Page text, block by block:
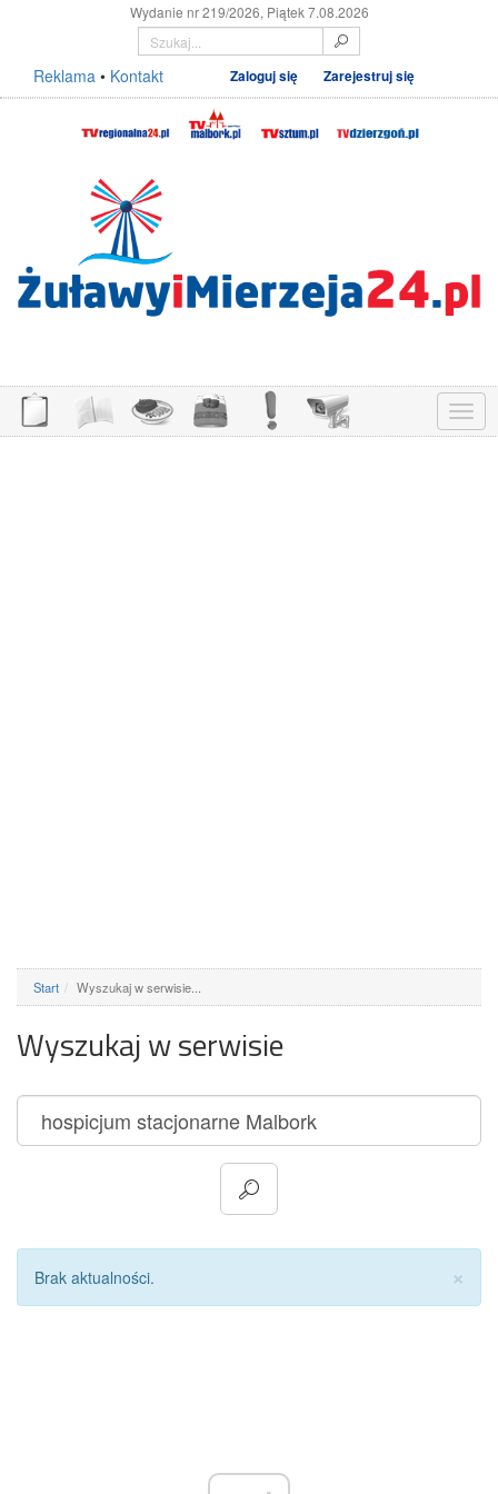
Wydanie nr 219/2026, Piątek 7.08.2026
Reklama • Kontakt Zaloguj się Zarejestruj się
Menu
Start Wyszukaj w serwisie...
Wyszukaj w serwisie
×
Brak aktualności.